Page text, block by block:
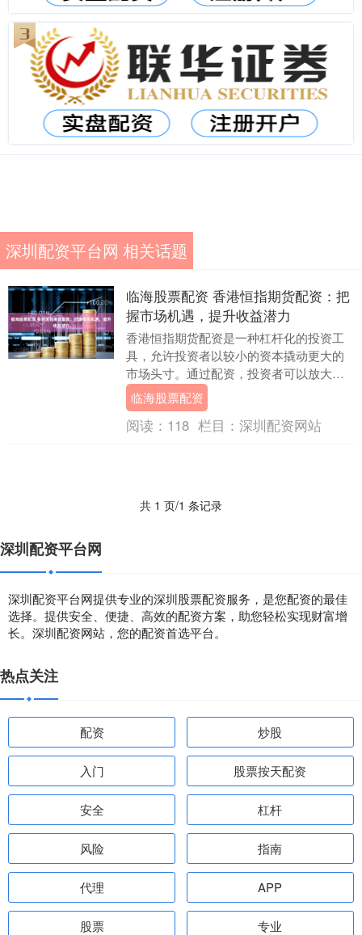
深圳配资平台网 相关话题
临海股票配资 香港恒指期货配资：把
握市场机遇，提升收益潜力
香港恒指期货配资是一种杠杆化的投资工
具，允许投资者以较小的资本撬动更大的
市场头寸。通过配资，投资者可以放大收
益，同时也能放大风险。 此外，原油期货
配资公司还提供....
临海股票配资
阅读： 118 栏目： 深圳配资网站
共 1 页/1 条记录
深圳配资平台网
深圳配资平台网提供专业的深圳股票配资服务，是您配资的最佳
选择。提供安全、便捷、高效的配资方案，助您轻松实现财富增
长。深圳配资网站，您的配资首选平台。
热点关注
配资 炒股
入门 股票按天配资
安全 杠杆
风险 指南
代理 APP
股票 专业